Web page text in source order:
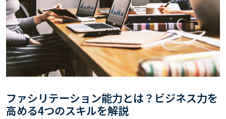
ファシリテーション能力とは？ビジネス力を
高める4つのスキルを解説